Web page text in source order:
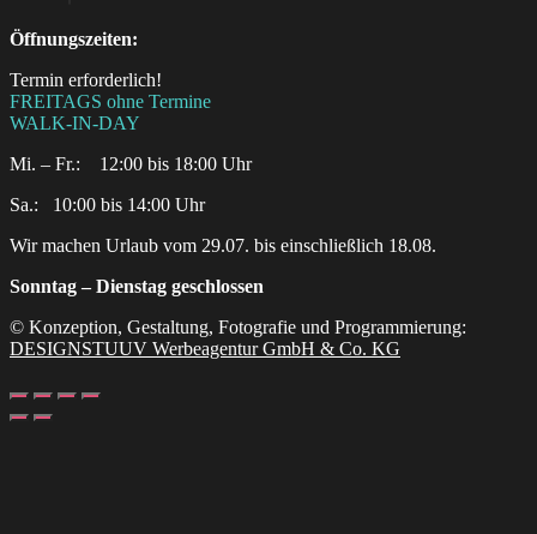
Öffnungszeiten:
Termin erforderlich!
FREITAGS ohne Termine
WALK-IN-DAY
Mi. – Fr.: 12:00 bis 18:00 Uhr
Sa.:‎ ‎ ‎ ‎10:00 bis 14:00 Uhr
Wir machen Urlaub vom 29.07. bis einschließlich 18.08.
Sonntag – Dienstag geschlossen
© Konzeption, Gestaltung, Fotografie und Programmierung:
DESIGNSTUUV Werbeagentur GmbH & Co. KG